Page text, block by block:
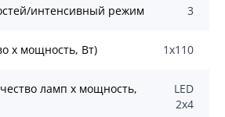
интенсивный режим 3
х мощность, Вт) 1х110
ламп x мощность,
LED
2х4